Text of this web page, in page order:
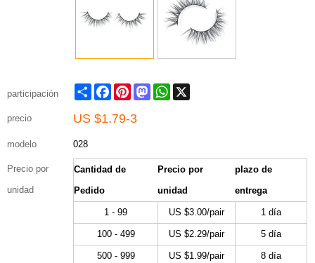
participación Share FacebookPinterestMastodonWhatsApp
precio US $1.79-3
modelo 028
Precio por
unidad
Cantidad de
Pedido
Precio por
unidad
plazo de
entrega
1 - 99 US $3.00/pair 1 día
100 - 499 US $2.29/pair 5 día
500 - 999 US $1.99/pair 8 día